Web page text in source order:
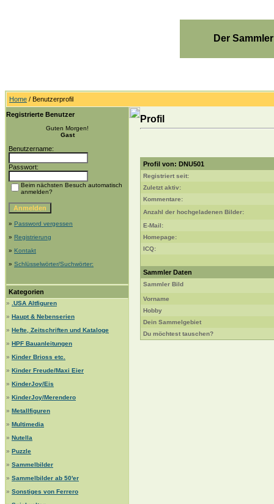
Der
Home / Benutzerprofil
Registrierte Benutzer
Guten Morgen!
Gast
Benutzername:
Passwort:
Beim nächsten Besuch automatisch
anmelden?
» Password vergessen
» Registrierung
» Kontakt
» Schlüsselwörter/Suchwörter:
Kategorien
»
.USA Altfiguren
» Haupt & Nebenserien
» Hefte, Zeitschriften und Kataloge
» HPF Bauanleitungen
» Kinder Brioss etc.
» Kinder Freude/Maxi Eier
» KinderJoy/Eis
» KinderJoy/Merendero
» Metallfiguren
» Multimedia
» Nutella
» Puzzle
» Sammelbilder
» Sammelbilder ab 50'er
» Sonstiges von Ferrero
Profil
Profil von: DNU501
Registriert seit:
Zuletzt aktiv:
Kommentare:
Anzahl der hochgeladenen Bilder:
E-Mail:
Homepage:
ICQ:
Sammler Daten
Sammler Bild
Vorname
Hobby
Dein Sammelgebiet
Du möchtest tauschen?